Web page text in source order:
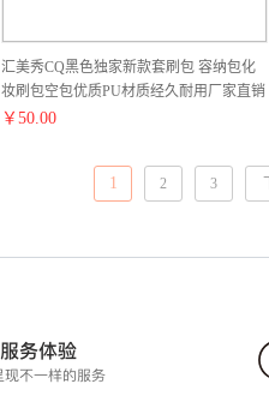
汇美秀CQ黑色独家新款套刷包 容纳包化
妆刷包空包优质PU材质经久耐用厂家直销
批发
￥ 50.00
1 2 3